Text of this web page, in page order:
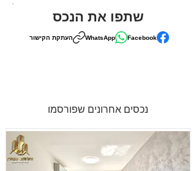
שתפו את הנכס
Facebook
WhatsApp העתקת הקישור
נכסים אחרונים שפורסמו